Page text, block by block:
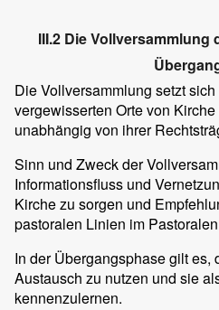
III.2 Die Vollversammlung
Die Vollversammlung setzt
vergewisserten Orte von
unabhängig von ihrer
Sinn und Zweck der
Informationsfluss und
Kirche zu sorgen und
pastoralen Linien im
In der Übergangsphase gilt es,
Austausch zu nutzen und sie
kennenzulernen.